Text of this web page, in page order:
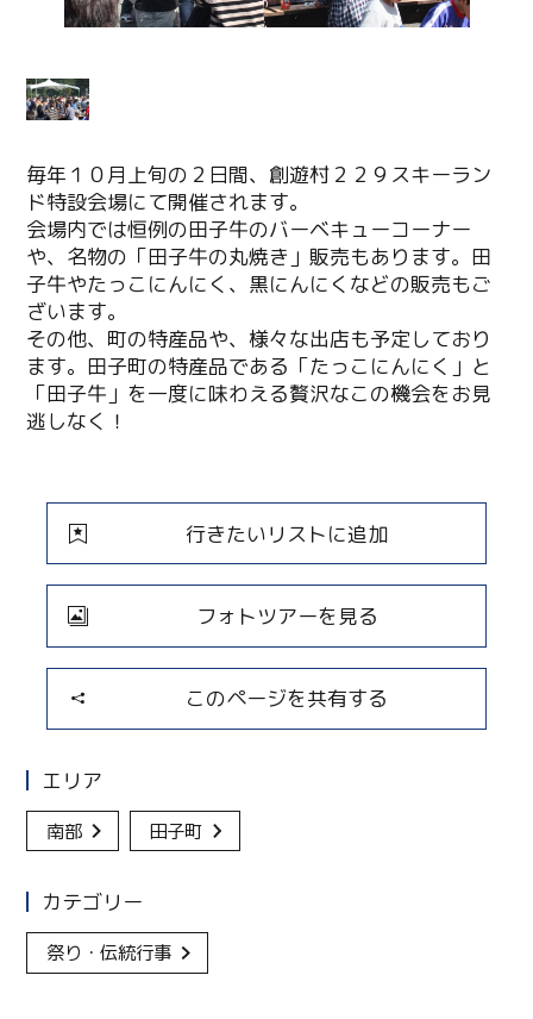
毎年１０月上旬の２日間、創遊村２２９スキーラン
ド特設会場にて開催されます。
会場内では恒例の田子牛のバーベキューコーナー
や、名物の「田子牛の丸焼き」販売もあります。田
子牛やたっこにんにく、黒にんにくなどの販売もご
ざいます。
その他、町の特産品や、様々な出店も予定しており
ます。田子町の特産品である「たっこにんにく」と
「田子牛」を一度に味わえる贅沢なこの機会をお見
逃しなく！
行きたいリストに追加
フォトツアーを見る
このページを共有する
エリア
南部 田子町
カテゴリー
祭り・伝統行事